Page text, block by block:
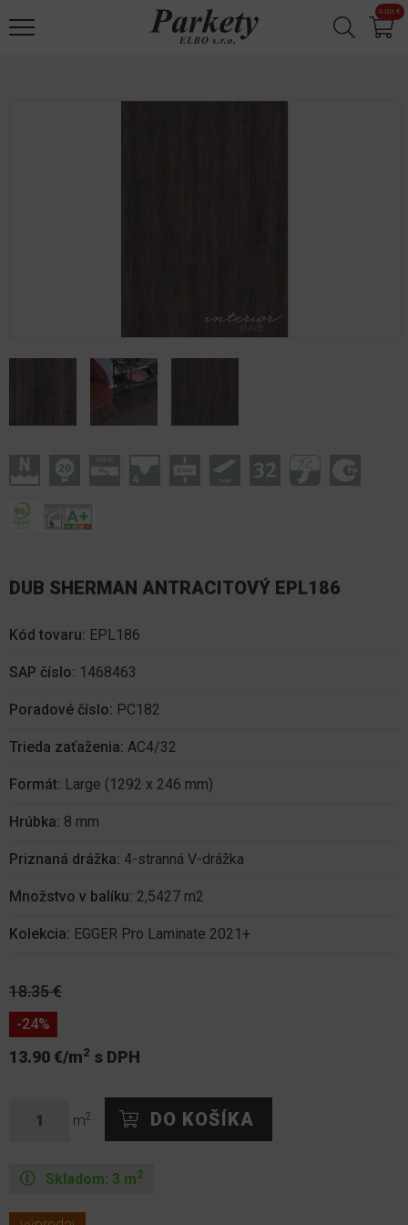
Jump to navigation 0.00 €
DUB SHERMAN ANTRACITOVÝ EPL186
Kód tovaru: EPL186
SAP číslo: 1468463
Poradové číslo: PC182
Trieda zaťaženia: AC4/32
Formát: Large (1292 x 246 mm)
Hrúbka: 8 mm
Priznaná drážka: 4-stranná V-drážka
Množstvo v balíku: 2,5427 m2
Kolekcia: EGGER Pro Laminate 2021+
18.35 €
-24%
13.90 €/m2 s DPH
m2
Skladom: 3 m2